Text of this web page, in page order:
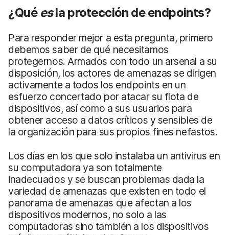
¿Qué esla protección de endpoints?
Para responder mejor a esta pregunta, primero
debemos saber de qué necesitamos
protegernos. Armados con todo un arsenal a su
disposición, los actores de amenazas se dirigen
activamente a todos los endpoints en un
esfuerzo concertado por atacar su flota de
dispositivos, así como a sus usuarios para
obtener acceso a datos críticos y sensibles de
la organización para sus propios fines nefastos.
Los días en los que solo instalaba un antivirus en
su computadora ya son totalmente
inadecuados y se buscan problemas dada la
variedad de amenazas que existen en todo el
panorama de amenazas que afectan a los
dispositivos modernos, no solo a las
computadoras sino también a los dispositivos